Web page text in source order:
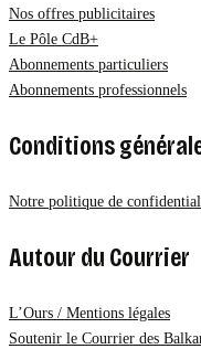
Nos offres publicitaires
Le Pôle CdB+
Abonnements particuliers
Abonnements professionnels
Conditions
Notre politique de
Autour du Courrier
L’Ours / Mentions légales
Soutenir le Courrier des